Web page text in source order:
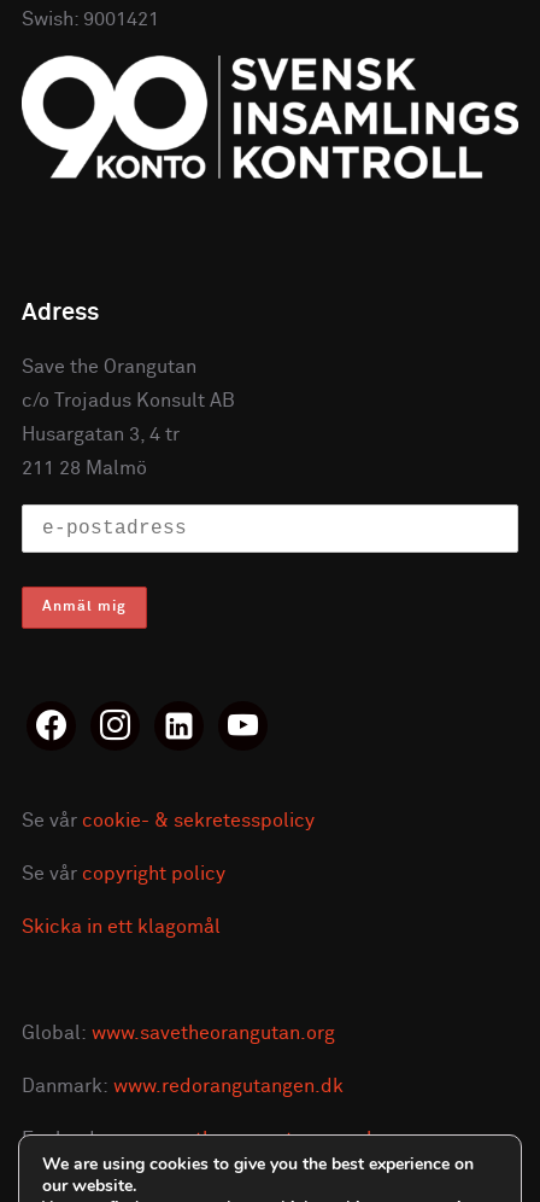
Swish: 9001421
Adress
Save the Orangutan
c/o Trojadus Konsult AB
Husargatan 3, 4 tr
211 28 Malmö
facebookinstagramlinkedin-youtube
Se vår cookie- & sekretesspolicy
Se vår copyright policy
Skicka in ett klagomål
Global: www.savetheorangutan.org
Danmark: www.redorangutangen.dk
England:www.savetheorangutan.org.uk
We are using cookies to give you the best experience on
our website.